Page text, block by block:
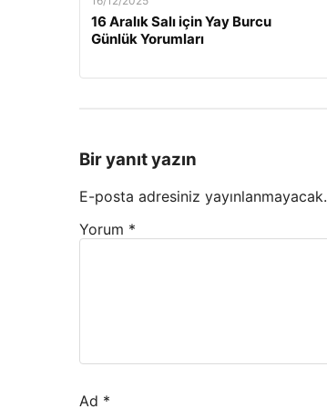
16 Aralık Salı için Yay Burcu
Günlük Yorumları
Bir yanıt yazın
E-posta adresiniz yayınlanmayacak.
Yorum *
Ad *